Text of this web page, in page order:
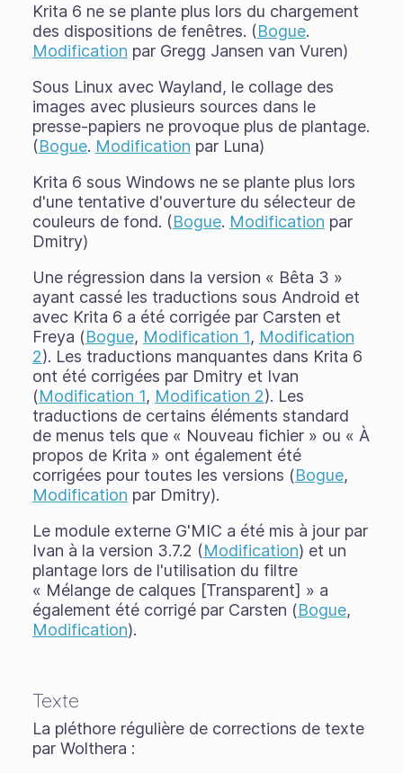
Krita 6 ne se plante plus lors du chargement
des dispositions de fenêtres. (Bogue.
Modification par Gregg Jansen van Vuren)
Sous Linux avec Wayland, le collage des
images avec plusieurs sources dans le
presse-papiers ne provoque plus de plantage.
(Bogue. Modification par Luna)
Krita 6 sous Windows ne se plante plus lors
d'une tentative d'ouverture du sélecteur de
couleurs de fond. (Bogue. Modification par
Dmitry)
Une régression dans la version « Bêta 3 »
ayant cassé les traductions sous Android et
avec Krita 6 a été corrigée par Carsten et
Freya (Bogue, Modification 1, Modification
2). Les traductions manquantes dans Krita 6
ont été corrigées par Dmitry et Ivan
(Modification 1, Modification 2). Les
traductions de certains éléments standard
de menus tels que « Nouveau fichier » ou « À
propos de Krita » ont également été
corrigées pour toutes les versions (Bogue,
Modification par Dmitry).
Le module externe G'MIC a été mis à jour par
Ivan à la version 3.7.2 (Modification) et un
plantage lors de l'utilisation du filtre
« Mélange de calques [Transparent] » a
également été corrigé par Carsten (Bogue,
Modification).
Texte
La pléthore régulière de corrections de texte
par Wolthera :